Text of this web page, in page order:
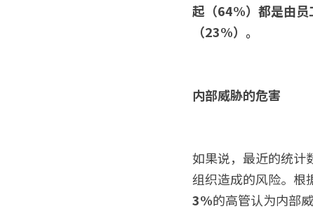
起（64%）都是由员
（23%）。
内部威胁的危害
如果说，最近的统计
组织造成的风险。根
3%的高管认为内部